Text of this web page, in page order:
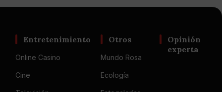
Entretenimiento
Online Casino
Cine
Otros
Mundo Rosa
Ecología
Opinión
experta